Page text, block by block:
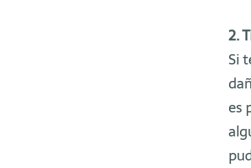
2.
Si
es